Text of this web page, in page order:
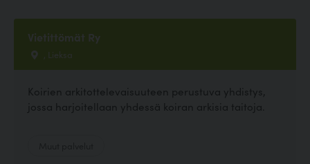
Vietittömät Ry
, Lieksa
Koirien arkitottelevaisuuteen perustuva yhdistys,
jossa harjoitellaan yhdessä koiran arkisia taitoja.